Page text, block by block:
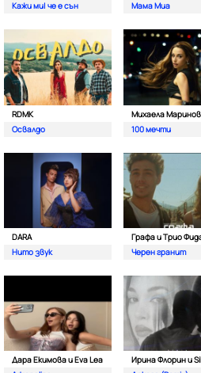
Кажи ми| че е сън
Мама Миа
RDMK
Освалдо
Михаела
100 мечти
DARA
Нито звук
Графа и Трио
Черен гранит
Дара Екимова и Eva Lea